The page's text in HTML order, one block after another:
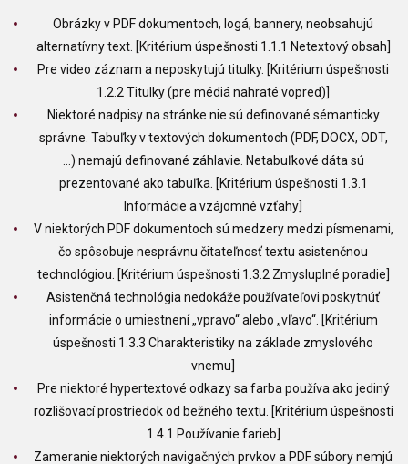
Obrázky v PDF dokumentoch, logá, bannery, neobsahujú
alternatívny text. [Kritérium úspešnosti 1.1.1 Netextový obsah]
Pre video záznam a neposkytujú titulky. [Kritérium úspešnosti
1.2.2 Titulky (pre médiá nahraté vopred)]
Niektoré nadpisy na stránke nie sú definované sémanticky
správne. Tabuľky v textových dokumentoch (PDF, DOCX, ODT,
…) nemajú definované záhlavie. Netabuľkové dáta sú
prezentované ako tabuľka. [Kritérium úspešnosti 1.3.1
Informácie a vzájomné vzťahy]
V niektorých PDF dokumentoch sú medzery medzi písmenami,
čo spôsobuje nesprávnu čitateľnosť textu asistenčnou
technológiou. [Kritérium úspešnosti 1.3.2 Zmysluplné poradie]
Asistenčná technológia nedokáže používateľovi poskytnúť
informácie o umiestnení „vpravo“ alebo „vľavo“. [Kritérium
úspešnosti 1.3.3 Charakteristiky na základe zmyslového
vnemu]
Pre niektoré hypertextové odkazy sa farba používa ako jediný
rozlišovací prostriedok od bežného textu. [Kritérium úspešnosti
1.4.1 Používanie farieb]
Zameranie niektorých navigačných prvkov a PDF súbory nemjú